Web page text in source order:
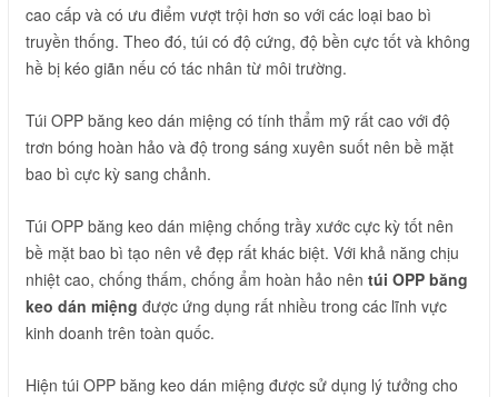
cao cấp và có ưu điểm vượt trội hơn so với các loại bao bì
truyền thống. Theo đó, túi có độ cứng, độ bền cực tốt và không
hề bị kéo giãn nếu có tác nhân từ môi trường.
Túi OPP băng keo dán miệng có tính thẩm mỹ rất cao với độ
trơn bóng hoàn hảo và độ trong sáng xuyên suốt nên bề mặt
bao bì cực kỳ sang chảnh.
Túi OPP băng keo dán miệng chống trầy xước cực kỳ tốt nên
bề mặt bao bì tạo nên vẻ đẹp rất khác biệt. Với khả năng chịu
nhiệt cao, chống thấm, chống ẩm hoàn hảo nên túi OPP băng
keo dán miệng được ứng dụng rất nhiều trong các lĩnh vực
kinh doanh trên toàn quốc.
Hiện túi OPP băng keo dán miệng được sử dụng lý tưởng cho